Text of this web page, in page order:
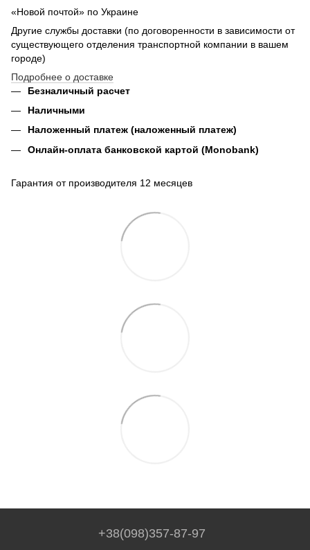
«Новой почтой» по Украине
Другие службы доставки (по договоренности в зависимости от
существующего отделения транспортной компании в вашем
городе)
Подробнее о доставке
Безналичный расчет
Наличными
Наложенный платеж (наложенный платеж)
Онлайн-оплата банковской картой (Monobank)
Гарантия от производителя 12 месяцев
+38(098)357-87-97